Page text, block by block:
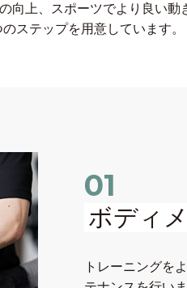
向上、スポーツでより良い動
ステップを⽤意しています。
01
ボディ
トレーニングを